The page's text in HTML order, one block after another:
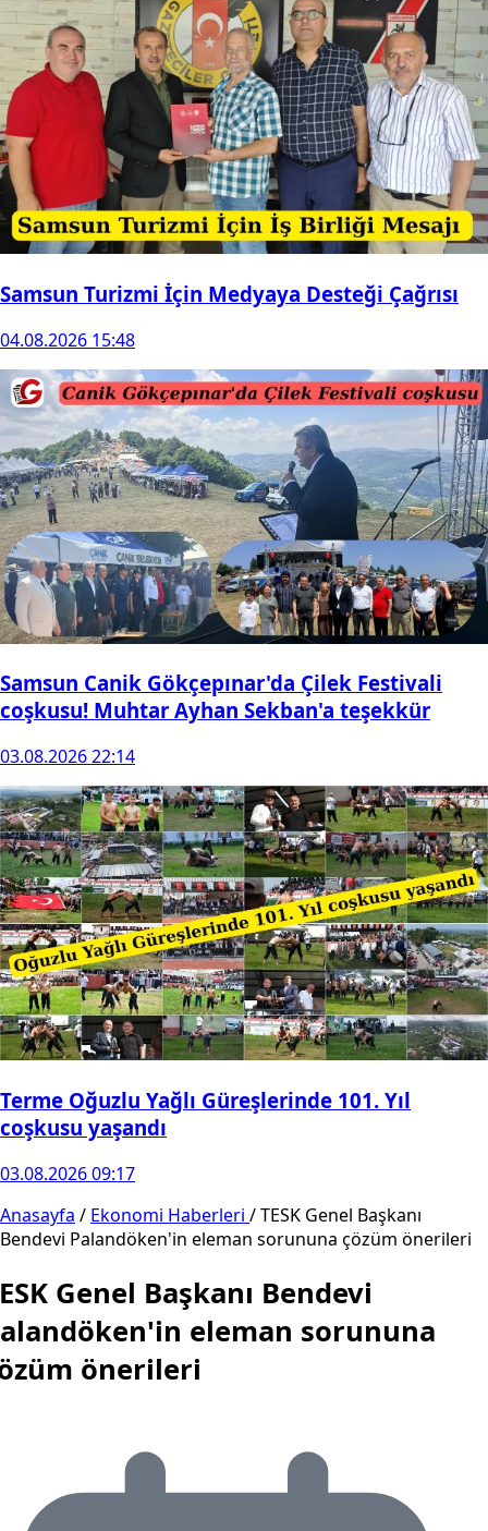
Samsun Turizmi İçin Medyaya Desteği Çağrısı
04.08.2026 15:48
Samsun Canik Gökçepınar'da Çilek Festivali
coşkusu! Muhtar Ayhan Sekban'a teşekkür
03.08.2026 22:14
Terme Oğuzlu Yağlı Güreşlerinde 101. Yıl
coşkusu yaşandı
03.08.2026 09:17
Anasayfa / Ekonomi Haberleri /TESK Genel Başkanı
Bendevi Palandöken'in eleman sorununa çözüm önerileri
Genel Başkanı Bendevi
eleman sorununa
önerileri